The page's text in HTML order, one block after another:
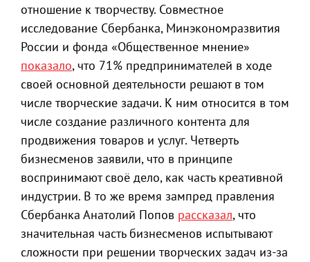
отношение к творчеству. Совместное
исследование Сбербанка, Минэкономразвития
России и фонда «Общественное мнение»
показало, что 71% предпринимателей в ходе
своей основной деятельности решают в том
числе творческие задачи. К ним относится в том
числе создание различного контента для
продвижения товаров и услуг. Четверть
бизнесменов заявили, что в принципе
воспринимают своё дело, как часть креативной
индустрии. В то же время зампред правления
Сбербанка Анатолий Попов рассказал, что
значительная часть бизнесменов испытывают
сложности при решении творческих задач из-за